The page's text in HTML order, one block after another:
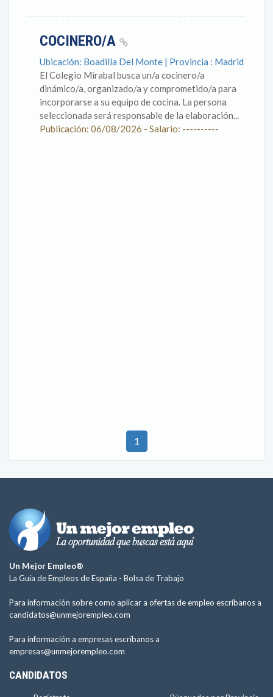
COCINERO/A
Ubicación: Boadilla Del Monte | Provincia : Madrid
El Colegio Mirabal busca un/a cocinero/a
dinámico/a, organizado/a y comprometido/a para
incorporarse a su equipo de cocina. La persona
seleccionada será responsable de la elaboración...
Publicación: 06/08/2026 - Salario: ----------
1
Un Mejor Empleo®
La Guía de Empleos de España - Bolsa de Trabajo
Para información sobre como aplicar a ofertas de empleo escríbanos a
candidatos@unmejorempleo.com
Para información a empresas escríbanos a
empresas@unmejorempleo.com
CANDIDATOS